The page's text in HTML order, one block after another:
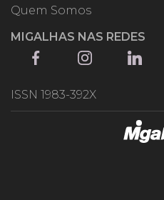
Quem Somos
MIGALHAS NAS REDES
ISSN 1983-392X